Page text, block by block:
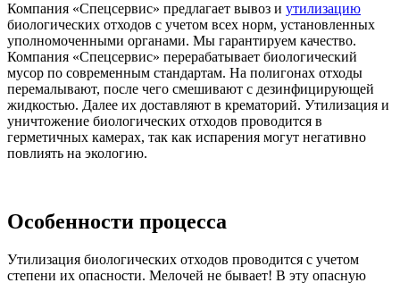
Компания «Спецсервис» предлагает вывоз и утилизацию
биологических отходов с учетом всех норм, установленных
уполномоченными органами. Мы гарантируем качество.
Компания «Спецсервис» перерабатывает биологический
мусор по современным стандартам. На полигонах отходы
перемалывают, после чего смешивают с дезинфицирующей
жидкостью. Далее их доставляют в крематорий. Утилизация и
уничтожение биологических отходов проводится в
герметичных камерах, так как испарения могут негативно
повлиять на экологию.
Особенности процесса
Утилизация биологических отходов проводится с учетом
степени их опасности. Мелочей не бывает! В эту опасную